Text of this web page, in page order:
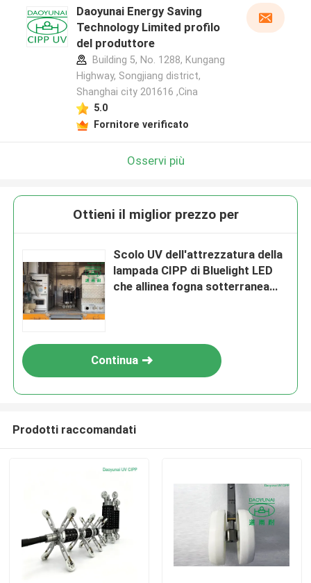
Lasciate un messaggio
Invia
Daoyunai Energy Saving
Technology Limited profilo
del produttore
Building 5, No. 1288, Kungang
Highway, Songjiang district,
Shanghai city 201616 ,Cina
5.0
Fornitore verificato
Osservi più
Ottieni il miglior prezzo per
Scolo UV dell'attrezzatura della
lampada CIPP di Bluelight LED
che allinea fogna sotterranea
Continua
Prodotti raccomandati